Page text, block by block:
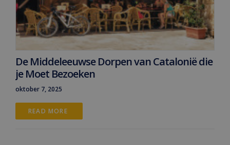
De Middeleeuwse Dorpen van Catalonië die
je Moet Bezoeken
oktober 7, 2025
READ MORE